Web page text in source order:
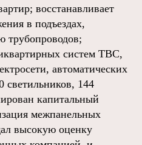
восстанавливает
в подъездах,
трубопроводов;
систем ТВС,
автоматических
светильников, 144
капитальный
межпанельных
высокую оценку